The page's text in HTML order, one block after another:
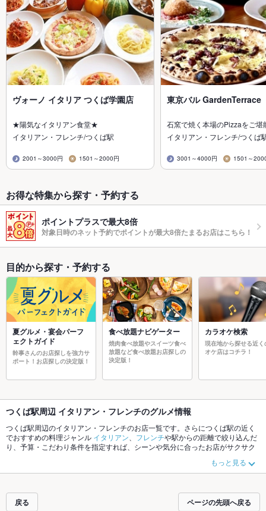
ヴォーノ イタリア つくば学園店
★陽気なイタリアン食堂★
イタリアン・フレンチ/つくば駅
2001～3000円 1501～2000円
東京バル GardenTerrace
石窯で焼く本場のPizzaをご堪
イタリアン・フレンチ/つくば
3001～4000円 1501～
お得な特集から探す・予約する
ポイントプラスで最大8倍
対象日時のネット予約でポイントが最大8倍たまるお店はこちら！
目的から探す・予約する
夏グルメ・宴会パーフ
ェクトガイド
幹事さんのお店探しを強力サ
ポート！お店探しの決定版！
食べ放題ナビゲーター
焼肉食べ放題やスイーツ食べ
放題など食べ放題お店探しの
決定版！
カラオケ検索
現在地から探せる近く
オケ店はコチラ！
つくば駅周辺 イタリアン・フレンチのグルメ情報
つくば駅周辺のイタリアン・フレンチのお店一覧です。さらにつくば駅の近く
でおすすめの料理ジャンル イタリアン フレンチや駅からの距離で絞り込んだ
り、予算・こだわり条件を指定すれば、シーンや気分に合ったお店がサクサク
や季節のおすすめ料理など、お
店の最新情報をご紹介しているので安心！24時間使える簡単便利なネット予約
トやパーティーにもお得に便利にホットペッパーグルメをご利用ください。
もっと見る
戻る ページの先頭へ戻る